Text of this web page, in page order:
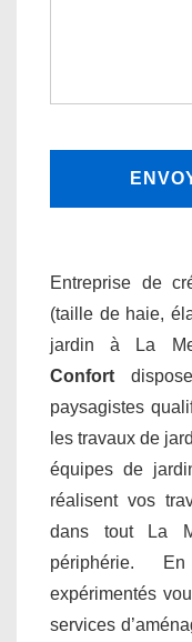
Entreprise de
(taille de haie,
jardin à La
Confort
paysagistes
les travaux de
équipes de
réalisent vos
dans tout La
périphérie.
expérimentés
services